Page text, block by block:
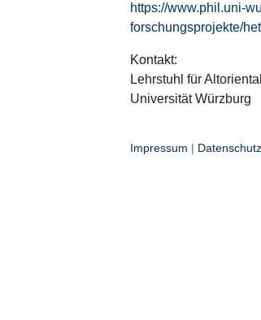
https://www.phil.uni-
forschungsprojekte/
Kontakt:
Lehrstuhl für
Universität Würzburg
Impressum | Datenschutz